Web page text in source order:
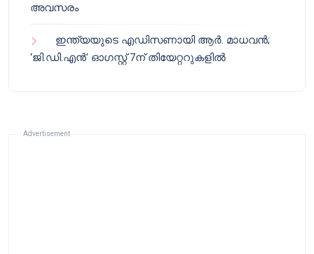
അവസരം
ഇന്ത്യയുടെ എഡിസണായി ആർ. മാധവൻ;
‘ജി.ഡി.എൻ’ ഓഗസ്റ്റ് 7ന് തിയേറ്ററുകളിൽ
Advertisement